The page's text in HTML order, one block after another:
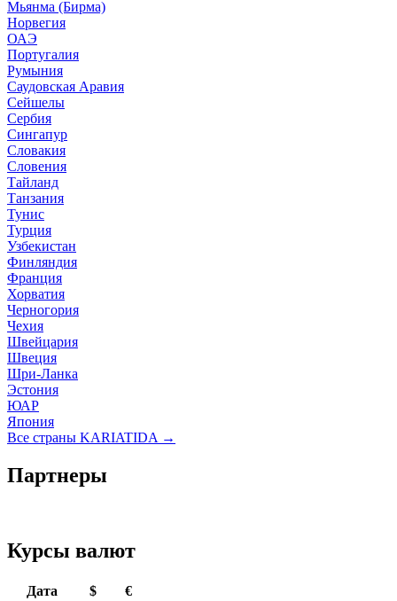
Мьянма (Бирма)
Норвегия
ОАЭ
Португалия
Румыния
Саудовская Аравия
Сейшелы
Сербия
Сингапур
Словакия
Словения
Тайланд
Танзания
Тунис
Турция
Узбекистан
Финляндия
Франция
Хорватия
Черногория
Чехия
Швейцария
Швеция
Шри-Ланка
Эстония
ЮАР
Япония
Все страны KARIATIDA →
Партнеры
Курсы валют
Дата $
€